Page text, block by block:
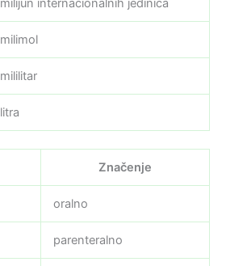
milijun internacionalnih jedinica
milimol
mililitar
litra
Značenje
oralno
parenteralno